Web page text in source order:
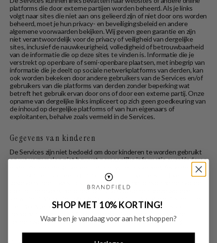
platforms die door externe partijen worden beheerd. Als je links
volgt naar sites die niet aan ons gelieerd zijn of niet door ons worden
beheerd, moet je hun privacy- en beveiligingsbeleid en andere
algemene voorwaarden bekijken. Wij geven geen garantie en zijn
niet verantwoordelijk voor de privacy of veiligheid van dergelijke
sites, inclusief de nauwkeurigheid, volledigheid of betrouwbaarheid
van de informatie die op deze sites te vinden is. Informatie die je
verstrekt op openbare of semi-openbare plaatsen, met inbegrip van
informatie die je deelt op sociale netwerkplatforms van derden, kan
ook worden bekeken door andere gebruikers van de Services en/of
gebruikers van die platforms van derden zonder beperking wat
betreft het gebruik ervan door ons of door een externe partij. Onze
opname van dergelijke links impliceert op zich geen goedkeuring van
de inhoud op dergelijke platforms of van hun eigenaars of
exploitanten, behalve zoals vermeld in de Services.
Gegevens van kinderen
De Services zijn niet bedoeld om door kinderen te worden gebruikt
en we verzamelen niet bewust persoonlijke informatie over kinderen
onder de meerderjarige leeftijd in jouw rechtsgebied. Als je de ouder
of voogd bent van een kind dat ons zijn of haar persoonlijke
gegevens heeft verstrekt, kun je contact met ons opnemen via de
contactgegevens hieronder om te verzoeken dat deze worden
niet daadwerkelijk bekend dat we persoonlijke gegevens van
termen worden gedefinieerd in de toepasselijke wetgeving).
SHOP MET 10% KORTING!
Waar ben je vandaag voor aan het shoppen?